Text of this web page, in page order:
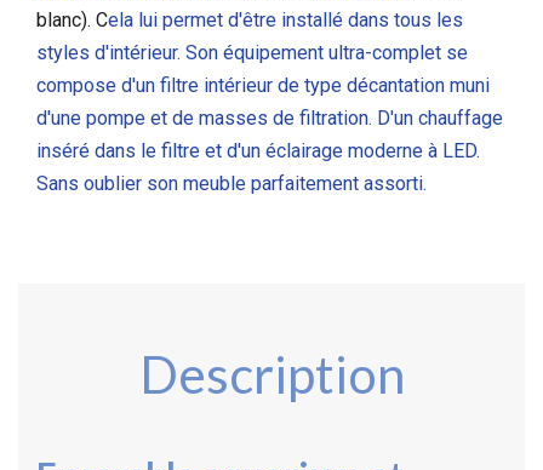
blanc). Cela lui permet d'être installé dans tous les
styles d'intérieur. Son équipement ultra-complet se
compose d'un filtre intérieur de type décantation muni
d'une pompe et de masses de filtration. D'un chauffage
inséré dans le filtre et d'un éclairage moderne à LED.
Sans oublier son meuble parfaitement assorti.
Description